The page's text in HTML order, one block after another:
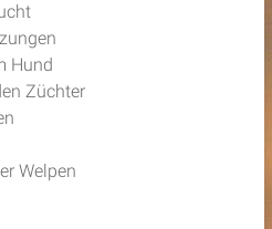
Hund
Züchter
Welpen